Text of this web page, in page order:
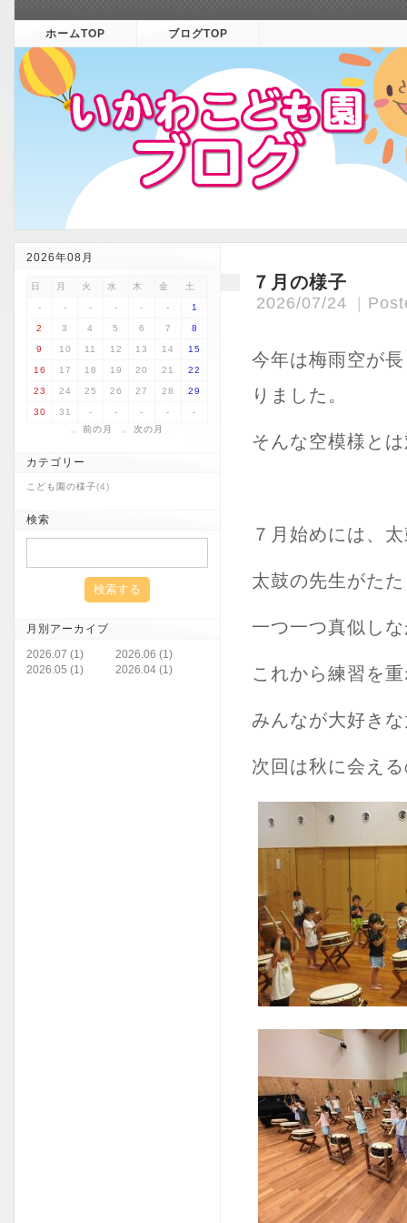
ホームTOP ブログTOP
７月の様子
2026/07/24
今年は梅雨空が
りました。
そんな空模様と
７月始めには、
太鼓の先生がた
一つ一つ真似し
これから練習を
みんなが大好き
次回は秋に会え
2026年08月
日 月 火 水 木 金 土
- - - - - - 1
2 3 4 5 6 7 8
9 10 11 12 13 14 15
16 17 18 19 20 21 22
23 24 25 26 27 28 29
30 31 - - - -
-
前の月
次の月
カテゴリー
こども園の様子(4)
検索
月別アーカイブ
2026.07 (1)
2026.06 (1)
2026.05 (1)
2026.04 (1)